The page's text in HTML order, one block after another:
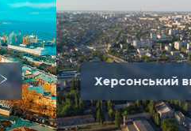
Херсонський